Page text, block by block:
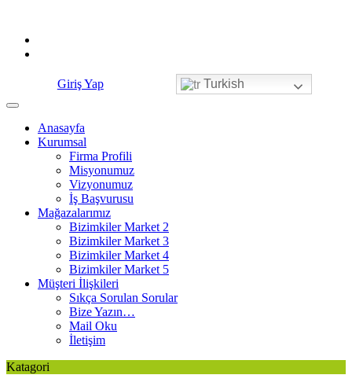
content
Giriş Yap Turkish
Anasayfa
Kurumsal
Firma Profili
Misyonumuz
Vizyonumuz
İş Başvurusu
Mağazalarımız
Bizimkiler Market 2
Bizimkiler Market 3
Bizimkiler Market 4
Bizimkiler Market 5
Müşteri İlişkileri
Sıkça Sorulan Sorular
Bize Yazın…
Mail Oku
İletişim
Katagori